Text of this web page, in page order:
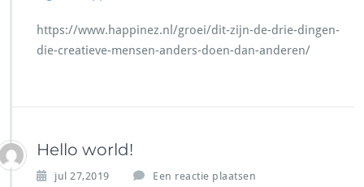
https://www.happinez.nl/groei/dit-zijn-de-drie-dingen-
die-creatieve-mensen-anders-doen-dan-anderen/
Hello world!
jul 27,2019 Een reactie plaatsen